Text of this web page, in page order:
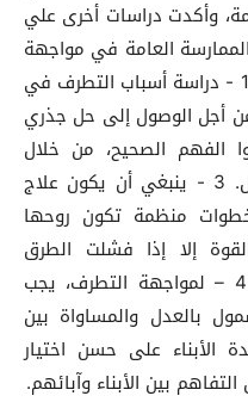
وأكدت دراسات أخرى علي
العامة في مواجهة
التطرف الفكري. ثانيًا – التوصيات: 1 - دراسة أسباب التطرف في
أجل الوصول إلى حل جذري
الفهم الصحيح، من خلال
التأليف والنشر، والخطب، والمحافل. 3 - ينبغي أن يكون علاج
منظمة تكون روحها
إلا إذا فشلت الطرق
السلمية، في علاجهم، وردعهم. 4 – لمواجهة التطرف، يجب
بالعدل والمساواة بين
5 - مساعدة الأبناء على حسن اختيار
بين الأبناء وآبائهم.